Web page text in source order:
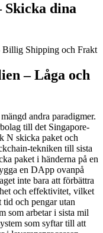
Skicka dina
– Låga och
andra paradigmer.
till det Singapore-
N skicka paket och
tekniken till sista
paket i händerna på en
en DApp ovanpå
inte bara att förbättra
och effektivitet, vilket
tid och pengar utan
som arbetar i sista mil
som syftar till att